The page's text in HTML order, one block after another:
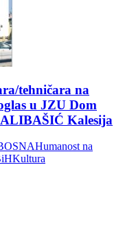
tehničara na
u JZU Dom
Kalesija
Humanost na
Kultura